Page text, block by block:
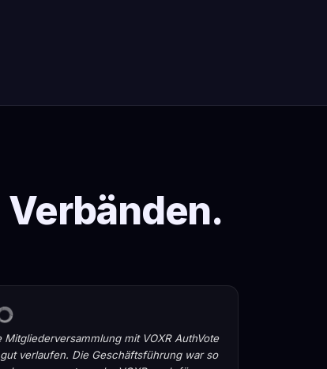
Mitgliederversammlung mit VOXR AuthVote
verlaufen. Die Geschäftsführung war so